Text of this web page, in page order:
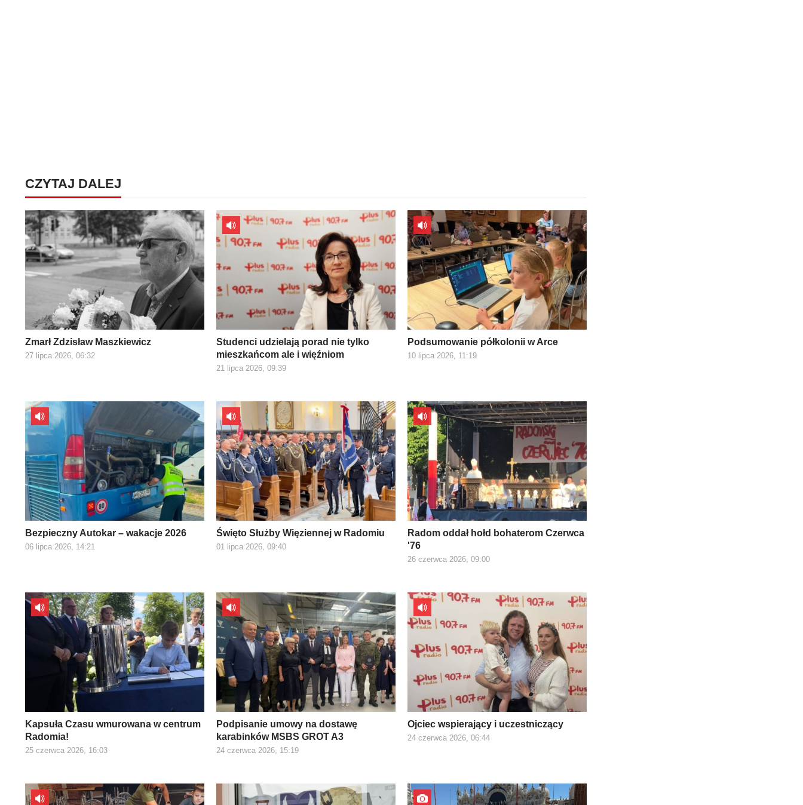
CZYTAJ DALEJ
Zmarł Zdzisław Maszkiewicz
27 lipca 2026, 06:32
Studenci udzielają porad nie tylko
mieszkańcom ale i więźniom
21 lipca 2026, 09:39
Podsumowanie półkolonii w Arce
10 lipca 2026, 11:19
Bezpieczny Autokar – wakacje 2026
06 lipca 2026, 14:21
Święto Służby Więziennej w Radomiu
01 lipca 2026, 09:40
Radom oddał hołd bohaterom Czerwca
'76
26 czerwca 2026, 09:00
Kapsuła Czasu wmurowana w centrum
Radomia!
25 czerwca 2026, 16:03
Podpisanie umowy na dostawę
karabinków MSBS GROT A3
24 czerwca 2026, 15:19
Ojciec wspierający i uczestniczący
24 czerwca 2026, 06:44